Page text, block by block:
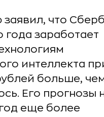
заявил, что
года заработает
интеллекта
больше,
Его прогнозы
еще более